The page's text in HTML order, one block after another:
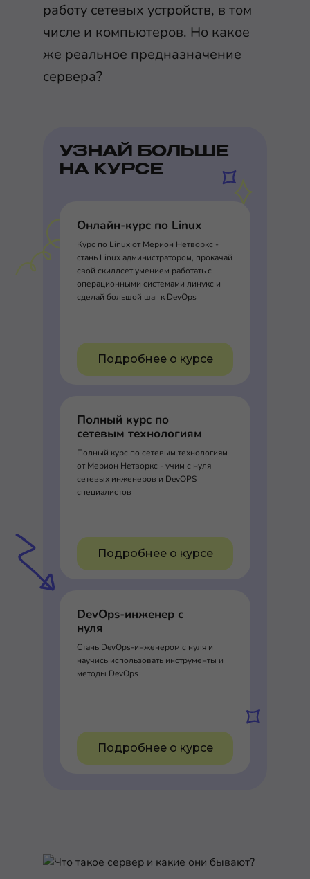
работу сетевых устройств, в том
числе и компьютеров. Но какое
же реальное предназначение
сервера?
УЗНАЙ БОЛЬШЕ
НА КУРСЕ
Онлайн-курс по Linux
Курс по Linux от Мерион Нетворкс -
стань Linux администратором, прокачай
свой скиллсет умением работать с
операционными системами линукс и
сделай большой шаг к DevOps
Подробнее о курсе
Полный курс по
сетевым технологиям
Полный курс по сетевым технологиям
от Мерион Нетворкс - учим с нуля
сетевых инженеров и DevOPS
специалистов
Подробнее о курсе
DevOps-инженер с
нуля
Стань DevOps-инженером с нуля и
научись использовать инструменты и
методы DevOps
Подробнее о курсе